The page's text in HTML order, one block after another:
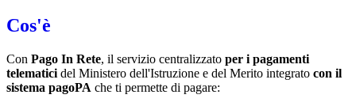
Cos'è
Con Pago In Rete, il servizio centralizzato per i pagamenti
telematici del Ministero dell'Istruzione e del Merito integrato con il
sistema pagoPA che ti permette di pagare: